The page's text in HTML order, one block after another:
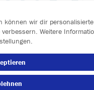
SG An der
können wir dir personalisierte
Weitere